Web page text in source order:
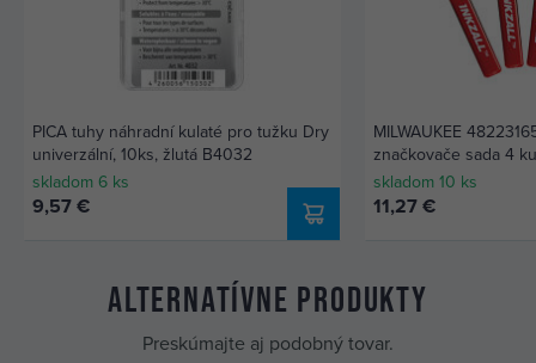
PICA tuhy náhradní kulaté pro tužku Dry
univerzální, 10ks, žlutá B4032
skladom 6 ks
9,57 €
MILWAUKEE
značkovače sada 4
1*červený, 1*modrý
skladom 10 ks
11,27 €
Alternatívne produkty
Preskúmajte aj podobný tovar.